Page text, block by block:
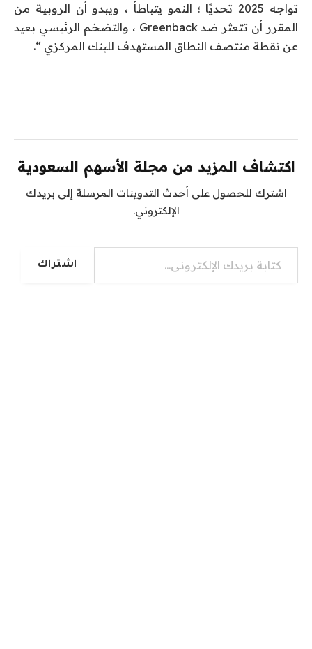
تواجه 2025 تحديًا ؛ النمو يتباطأ ، ويبدو أن الروبية من
المقرر أن تتعثر ضد Greenback ، والتضخم الرئيسي بعيد
عن نقطة منتصف النطاق المستهدف للبنك المركزي “.
اكتشاف المزيد من مجلة الأسهم السعودية
اشترك للحصول على أحدث التدوينات المرسلة إلى بريدك
الإلكتروني.
كتابة بريدك الإلكتروني...
اشتراك